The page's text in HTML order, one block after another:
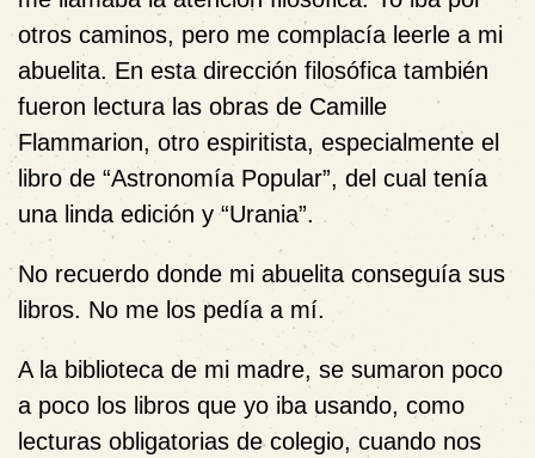
otros caminos, pero me complacía leerle a mi
abuelita. En esta dirección filosófica también
fueron lectura las obras de Camille
Flammarion, otro espiritista, especialmente el
libro de “Astronomía Popular”, del cual tenía
una linda edición y “Urania”.
No recuerdo donde mi abuelita conseguía sus
libros. No me los pedía a mí.
A la biblioteca de mi madre, se sumaron poco
a poco los libros que yo iba usando, como
lecturas obligatorias de colegio, cuando nos